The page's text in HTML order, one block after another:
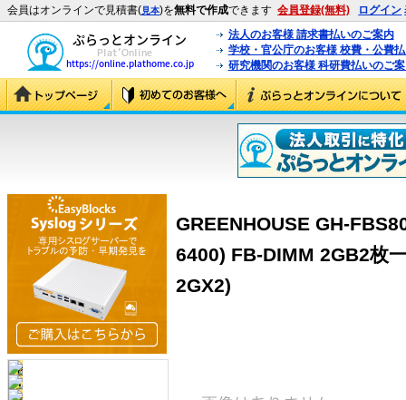
会員はオンラインで見積書(見本)を無料で作成できます 会員登録(無料) ログイン
法人のお客様 請求書払いのご案内
学校・官公庁のお客様 校費・公費
研究機関のお客様 科研費払いのご
GREENHOUSE GH-
6400) FB-DIMM 2GB2枚
2GX2)